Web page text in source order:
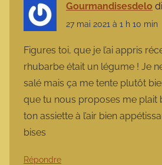
Gourmandisesdelo
27 mai 2021 à 1 h 10 min
Figures toi, que je l’ai appris
rhubarbe était un légume ! Je
salé mais ça me tente plutôt
que tu nous proposes me plait
ton assiette à l’air bien
bises
Répondre